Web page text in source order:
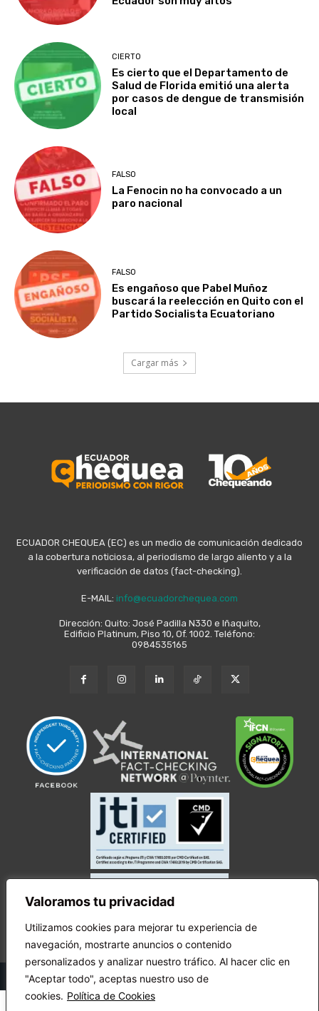
Valoramos tu privacidad
Utilizamos cookies para mejorar tu experiencia de
navegación, mostrarte anuncios o contenido
personalizados y analizar nuestro tráfico. Al hacer clic en
"Aceptar todo", aceptas nuestro uso de
cookies. Política de Cookies
CIERTO
Es cierto que el Departamento de
Salud de Florida emitió una alerta
por casos de dengue de transmisión
local
FALSO
La Fenocin no ha convocado a un
paro nacional
FALSO
Es engañoso que Pabel Muñoz
buscará la reelección en Quito con el
Partido Socialista Ecuatoriano
Cargar más
ECUADOR CHEQUEA (EC) es un medio de comunicación dedicado
a la cobertura noticiosa, al periodismo de largo aliento y a la
verificación de datos (fact-checking).
E-MAIL: info@ecuadorchequea.com
Dirección: Quito: José Padilla N330 e Iñaquito,
Edificio Platinum, Piso 10, Of. 1002. Teléfono:
0984535165
© Copyright Ecuador Chequea 2025.